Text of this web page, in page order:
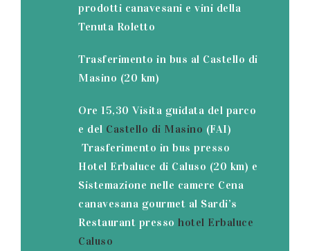
prodotti canavesani e vini della
Tenuta Roletto
Trasferimento in bus al Castello di
Masino (20 km)
Ore 15,30 Visita guidata del parco
e del Castello di Masino (FAI)
Trasferimento in bus presso
Hotel Erbaluce di Caluso (20 km) e
Sistemazione nelle camere Cena
canavesana gourmet al Sardi’s
Restaurant presso hotel Erbaluce
Caluso